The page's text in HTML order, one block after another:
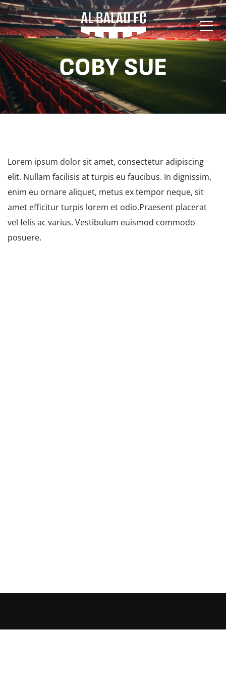
COBY SUE
Lorem ipsum dolor sit amet, consectetur adipiscing
elit. Nullam facilisis at turpis eu faucibus. In dignissim,
enim eu ornare aliquet, metus ex tempor neque, sit
amet efficitur turpis lorem et odio.Praesent placerat
vel felis ac varius. Vestibulum euismod commodo
posuere.